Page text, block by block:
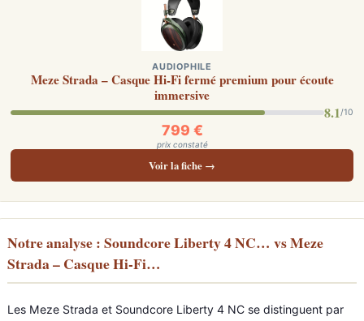
AUDIOPHILE
Meze Strada – Casque Hi-Fi fermé premium pour écoute
immersive
8.1/10
799 €
prix constaté
Voir la fiche →
Notre analyse : Soundcore Liberty 4 NC… vs Meze
Strada – Casque Hi-Fi…
Les Meze Strada et Soundcore Liberty 4 NC se distinguent par